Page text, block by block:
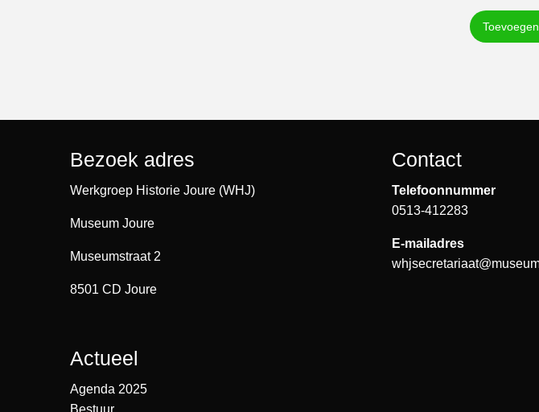
Bezoek adres
Werkgroep Historie Joure (WHJ)
Museum Joure
Museumstraat 2
8501 CD Joure
Contact
Telefoonnummer
0513-412283
E-mailadres
Actueel
Agenda 2025